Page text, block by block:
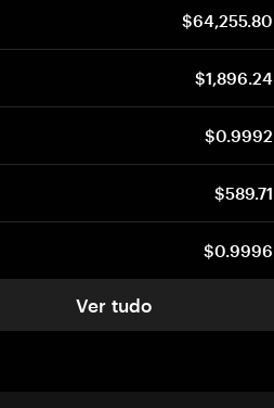
$64,255.80
$1,896.24
$0.9992
$589.71
$0.9996
Ver tudo